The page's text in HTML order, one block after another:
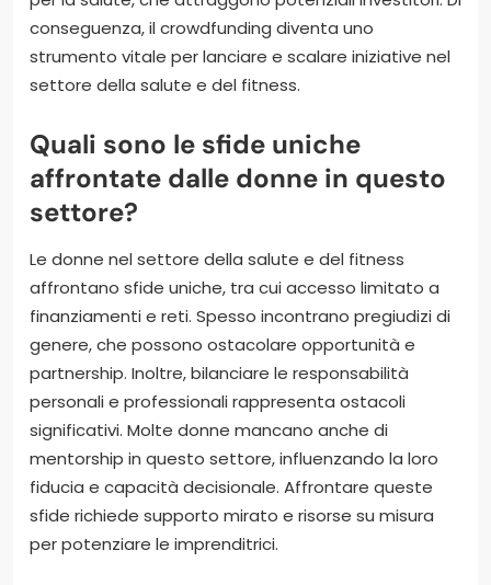
conseguenza, il crowdfunding diventa uno
strumento vitale per lanciare e scalare iniziative nel
settore della salute e del fitness.
Quali sono le sfide uniche
affrontate dalle donne in questo
settore?
Le donne nel settore della salute e del fitness
affrontano sfide uniche, tra cui accesso limitato a
finanziamenti e reti. Spesso incontrano pregiudizi di
genere, che possono ostacolare opportunità e
partnership. Inoltre, bilanciare le responsabilità
personali e professionali rappresenta ostacoli
significativi. Molte donne mancano anche di
mentorship in questo settore, influenzando la loro
fiducia e capacità decisionale. Affrontare queste
sfide richiede supporto mirato e risorse su misura
per potenziare le imprenditrici.